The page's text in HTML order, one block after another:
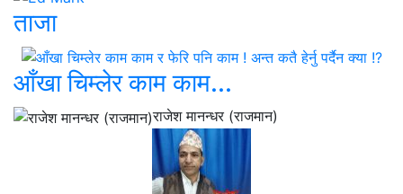
ताजा
आँखा चिम्लेर काम काम...
राजेश मानन्धर (राजमान)